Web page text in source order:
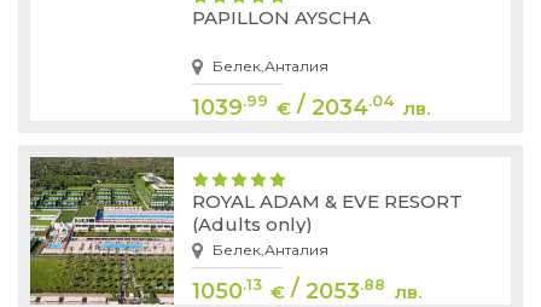
PAPILLON AYSCHA
Белек,Анталия
1039.99 € / 2034.04 лв.
ROYAL ADAM & EVE RESORT
(Adults only)
Белек,Анталия
1050.13 € / 2053.88 лв.